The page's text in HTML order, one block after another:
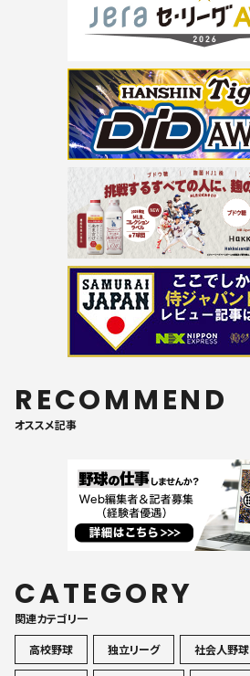
RECOMMEND
オススメ記事
CATEGORY
関連カテゴリ一
高校野球
独立リーグ 社会人野球